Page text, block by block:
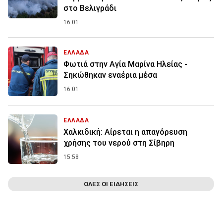
στο Βελιγράδι
16:01
ΕΛΛΑΔΑ
Φωτιά στην Aγία Μαρίνα Ηλείας -
Σηκώθηκαν εναέρια μέσα
16:01
ΕΛΛΑΔΑ
Χαλκιδική: Αίρεται η απαγόρευση
χρήσης του νερού στη Σίβηρη
15:58
ΟΛΕΣ ΟΙ ΕΙΔΗΣΕΙΣ